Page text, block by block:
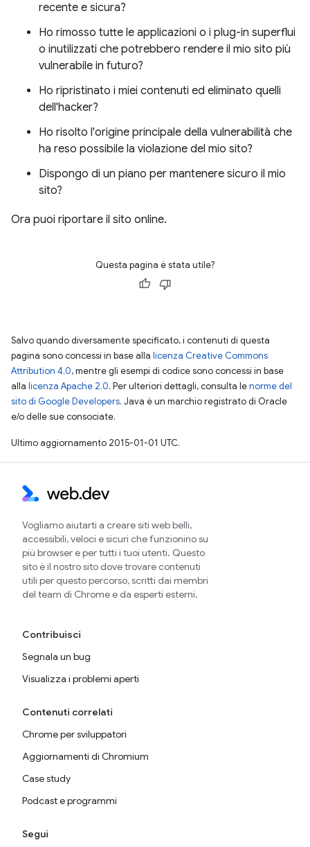
recente e sicura?
Ho rimosso tutte le applicazioni o i plug-in superflui
o inutilizzati che potrebbero rendere il mio sito più
vulnerabile in futuro?
Ho ripristinato i miei contenuti ed eliminato quelli
dell'hacker?
Ho risolto l'origine principale della vulnerabilità che
ha reso possibile la violazione del mio sito?
Dispongo di un piano per mantenere sicuro il mio
sito?
Ora puoi riportare il sito online.
Questa pagina è stata utile?
Salvo quando diversamente specificato, i contenuti di questa
pagina sono concessi in base alla licenza Creative Commons
Attribution 4.0, mentre gli esempi di codice sono concessi in base
alla licenza Apache 2.0. Per ulteriori dettagli, consulta lenorme del
sito di Google Developers. Java è un marchio registrato di Oracle
e/o delle sue consociate.
Ultimo aggiornamento 2015-01-01 UTC.
Vogliamo aiutarti a creare siti web belli,
accessibili, veloci e sicuri che funzionino su
più browser e per tutti i tuoi utenti. Questo
sito è il nostro sito dove trovare contenuti
utili per questo percorso, scritti dai membri
del team di Chrome e da esperti esterni.
Contribuisci
Segnala un bug
Visualizza i problemi aperti
Contenuti correlati
Chrome per sviluppatori
Aggiornamenti di Chromium
Case study
Podcast e programmi
Segui